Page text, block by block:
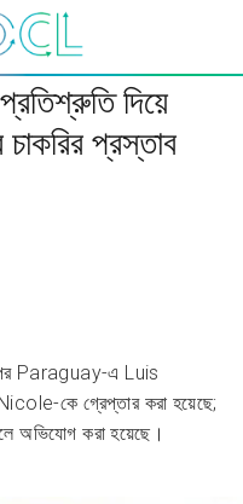
দিয়ে
প্রস্তাব
পর Paraguay-এ Luis
কে গ্রেপ্তার করা হয়েছে;
অভিযোগ করা হয়েছে।